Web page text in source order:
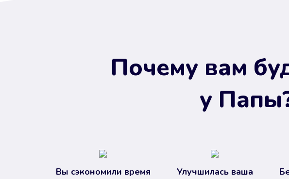
Почему вам
у
Вы сэкономили время
Улучшилась ваша